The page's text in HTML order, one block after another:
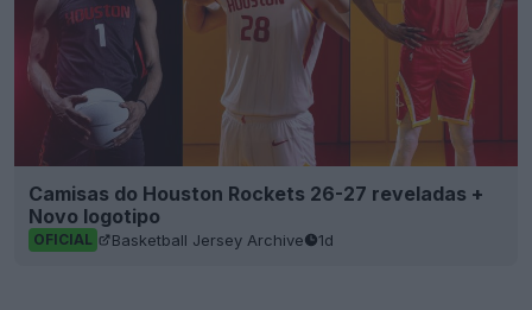
Camisas do Houston Rockets 26-27 reveladas +
Novo logotipo
OFICIAL Basketball Jersey Archive 1d